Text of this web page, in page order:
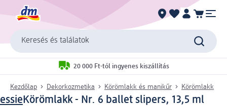
Keresés és találatok
20 000 Ft-tól ingyenes kiszállítás
Kezdőlap Dekorkozmetika Körömlakk és manikűr Körömlakk
essie Körömlakk - Nr. 6 ballet slipers, 13,5 ml